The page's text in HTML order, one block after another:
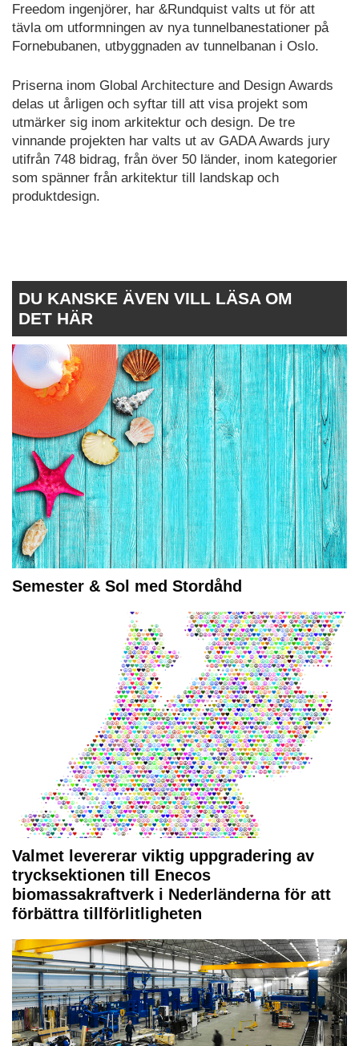
Freedom ingenjörer, har &Rundquist valts ut för att
tävla om utformningen av nya tunnelbanestationer på
Fornebubanen, utbyggnaden av tunnelbanan i Oslo.
Priserna inom Global Architecture and Design Awards
delas ut årligen och syftar till att visa projekt som
utmärker sig inom arkitektur och design. De tre
vinnande projekten har valts ut av GADA Awards jury
utifrån 748 bidrag, från över 50 länder, inom kategorier
som spänner från arkitektur till landskap och
produktdesign.
DU KANSKE ÄVEN VILL LÄSA OM
DET HÄR
Semester & Sol med Stordåhd
Valmet levererar viktig uppgradering av
trycksektionen till Enecos
biomassakraftverk i Nederländerna för att
förbättra tillförlitligheten